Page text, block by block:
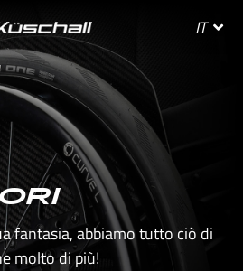
IT
fantasia, abbiamo tutto ciò di
molto di più!
IL TUO PAESE